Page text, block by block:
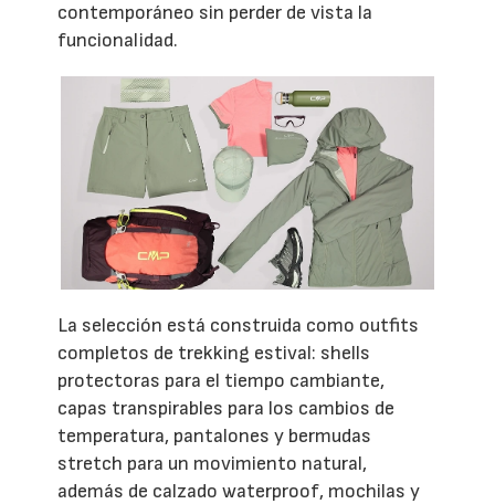
contemporáneo sin perder de vista la
funcionalidad.
La selección está construida como outfits
completos de trekking estival: shells
protectoras para el tiempo cambiante,
capas transpirables para los cambios de
temperatura, pantalones y bermudas
stretch para un movimiento natural,
además de calzado waterproof, mochilas y